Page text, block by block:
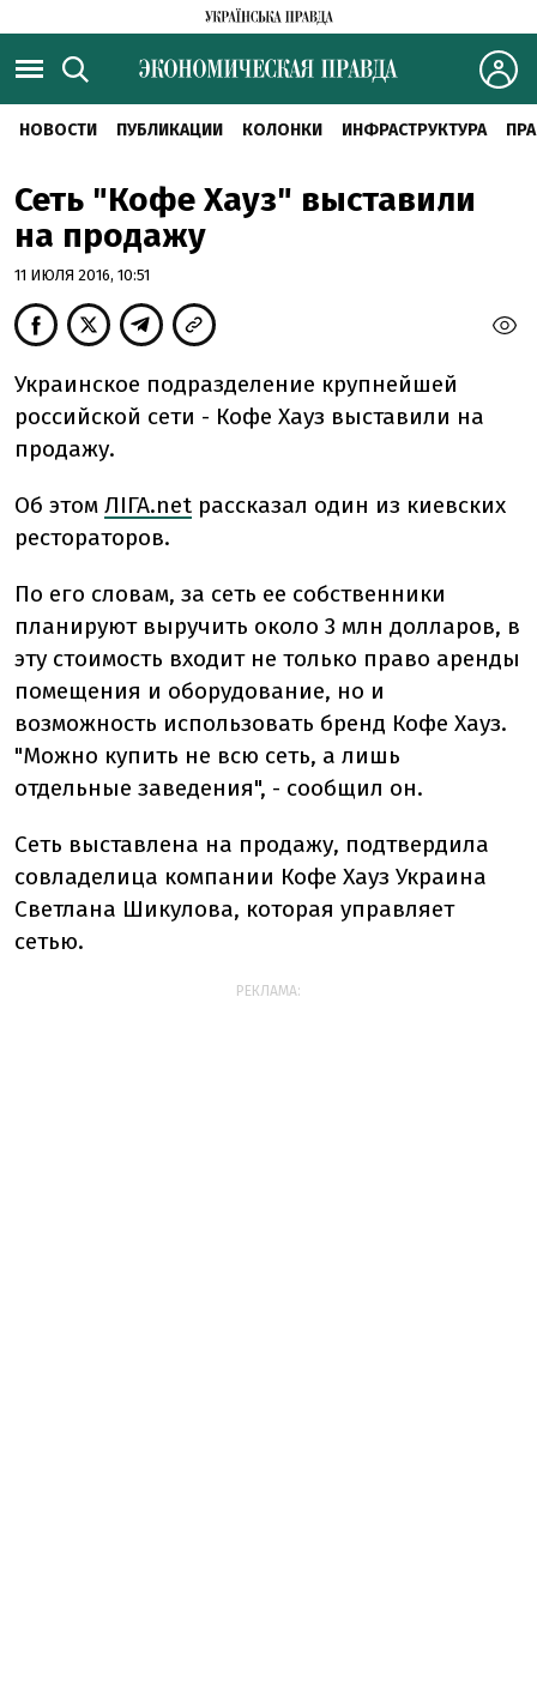
НОВОСТИ ПУБЛИКАЦИИ КОЛОНКИ ИНФРАСТРУКТУРА
Сеть "Кофе Хауз" выставили
на продажу
11 ИЮЛЯ 2016, 10:51
Украинское подразделение крупнейшей
российской сети - Кофе Хауз выставили на
продажу.
Об этом ЛІГА.net рассказал один из киевских
рестораторов.
По его словам, за сеть ее собственники
планируют выручить около 3 млн долларов, в
эту стоимость входит не только право аренды
помещения и оборудование, но и
возможность использовать бренд Кофе Хауз.
"Можно купить не всю сеть, а лишь
отдельные заведения", - сообщил он.
Сеть выставлена на продажу, подтвердила
совладелица компании Кофе Хауз Украина
Светлана Шикулова, которая управляет
сетью.
РЕКЛАМА: